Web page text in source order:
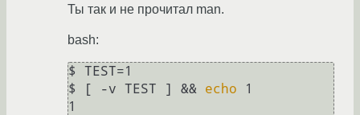
Ты так и не прочитал man.
bash:
$ TEST=1
$ [ -v TEST ] && echo 1
1